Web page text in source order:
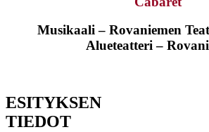
Musikaali – Rovaniemen
Alueteatteri –
ESITYKSEN
TIEDOT